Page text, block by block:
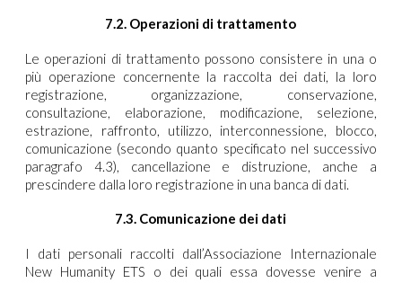
7.2. Operazioni di trattamento
Le operazioni di trattamento possono consistere in una o
più operazione concernente la raccolta dei dati, la loro
registrazione, organizzazione, conservazione,
consultazione, elaborazione, modificazione, selezione,
estrazione, raffronto, utilizzo, interconnessione, blocco,
comunicazione (secondo quanto specificato nel successivo
paragrafo 4.3), cancellazione e distruzione, anche a
prescindere dalla loro registrazione in una banca di dati.
7.3. Comunicazione dei dati
I dati personali raccolti dall’Associazione Internazionale
New Humanity ETS o dei quali essa dovesse venire a